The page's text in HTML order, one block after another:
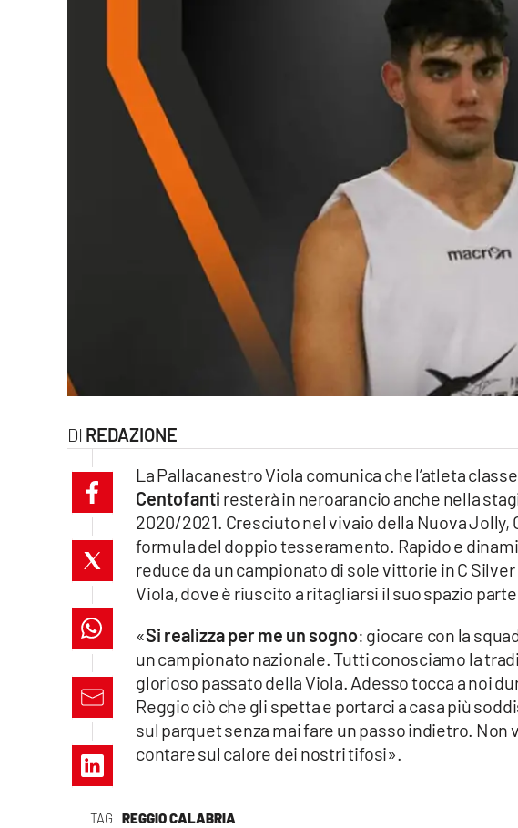
cosenzachannel.it
ilvibonese.it
catanzarochannel.it
lacapitalenews.it
REDAZIONE
TAG REGGIO CALABRIA
La Pallacanestro Viola comunica che l’atleta classe
Centofanti resterà in neroarancio anche nella
2020/2021. Cresciuto nel vivaio della Nuova Jolly,
formula del doppio tesseramento. Rapido e
reduce da un campionato di sole vittorie in C
Viola, dove è riuscito a ritagliarsi il suo spazio
«Si realizza per me un sogno: giocare con la
un campionato nazionale. Tutti conosciamo la
glorioso passato della Viola. Adesso tocca a noi
Reggio ciò che gli spetta e portarci a casa più
sul parquet senza mai fare un passo indietro. Non
contare sul calore dei nostri tifosi».